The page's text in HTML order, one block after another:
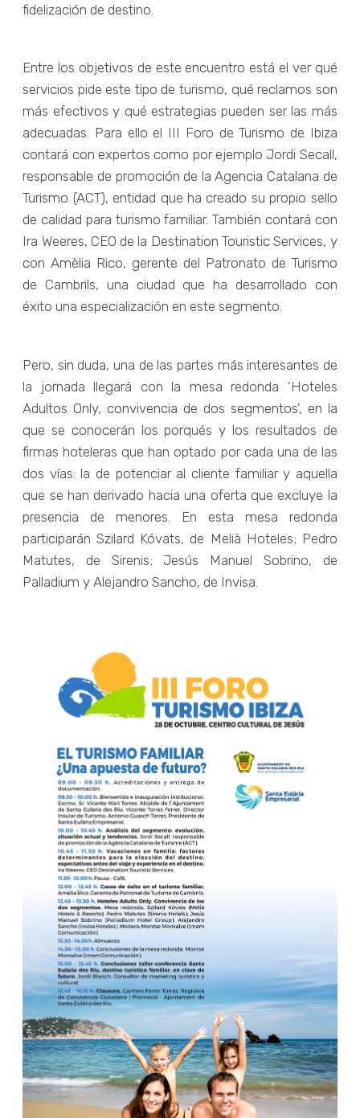
fidelización de destino.
Entre los objetivos de este encuentro está el ver qué
servicios pide este tipo de turismo, qué reclamos son
más efectivos y qué estrategias pueden ser las más
adecuadas. Para ello el III Foro de Turismo de Ibiza
contará con expertos como por ejemplo Jordi Secall,
responsable de promoción de la Agencia Catalana de
Turismo (ACT), entidad que ha creado su propio sello
de calidad para turismo familiar. También contará con
Ira Weeres, CEO de la Destination Touristic Services, y
con Amèlia Rico, gerente del Patronato de Turismo
de Cambrils, una ciudad que ha desarrollado con
éxito una especialización en este segmento.
Pero, sin duda, una de las partes más interesantes de
la jornada llegará con la mesa redonda ‘Hoteles
Adultos Only, convivencia de dos segmentos’, en la
que se conocerán los porqués y los resultados de
firmas hoteleras que han optado por cada una de las
dos vías: la de potenciar al cliente familiar y aquella
que se han derivado hacia una oferta que excluye la
presencia de menores. En esta mesa redonda
participarán Szilard Kóvats, de Melià Hoteles; Pedro
Matutes, de Sirenis; Jesús Manuel Sobrino, de
Palladium y Alejandro Sancho, de Invisa.